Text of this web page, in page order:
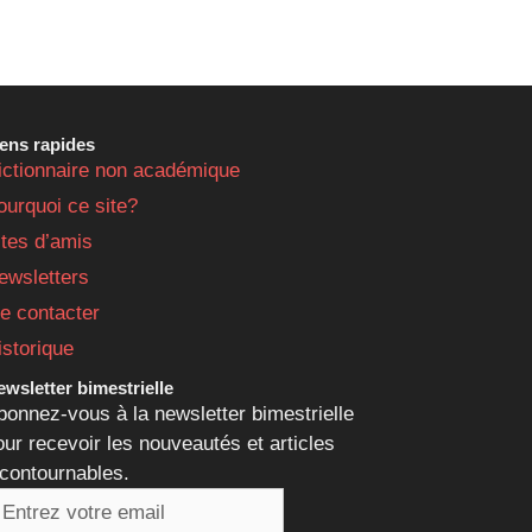
rapides
non académique
ce site?
d’amis
contacter
bimestrielle
vous à la newsletter bimestrielle
recevoir les nouveautés et articles